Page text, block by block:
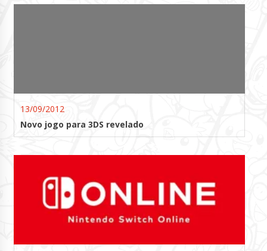
13/09/2012
Novo jogo para 3DS revelado